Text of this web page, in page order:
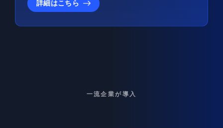
詳細はこちら
一流企業が導入